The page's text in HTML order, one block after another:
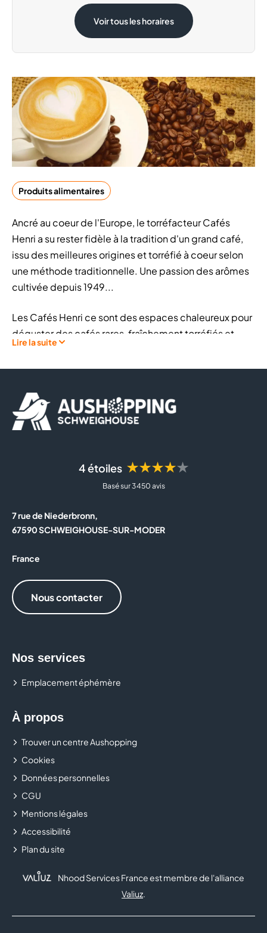
Samedi 15 Août
Voir tous les horaires
Produits alimentaires
Ancré au coeur de l'Europe, le torréfacteur Cafés
Henri a su rester fidèle à la tradition d'un grand café,
issu des meilleures origines et torréfié à coeur selon
une méthode traditionnelle. Une passion des arômes
cultivée depuis 1949...
Les Cafés Henri ce sont des espaces chaleureux pour
déguster des cafés rares, fraîchement torréfiés et
fraîchement moulus.
Lire la suite
4 étoiles ★★★★★
Basé sur 3 450 avis
7 rue de Niederbronn,
67590 SCHWEIGHOUSE-SUR-MODER
France
Nous contacter
Nos services
Emplacement éphémère
À propos
Trouver un centre Aushopping
Cookies
Données personnelles
CGU
Mentions légales
Accessibilité
Plan du site
Nhood Services France est membre de l'alliance
Valiuz.